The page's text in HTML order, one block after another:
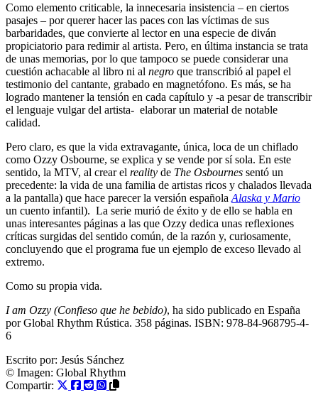
Como elemento criticable, la innecesaria insistencia – en ciertos
pasajes – por querer hacer las paces con las víctimas de sus
barbaridades, que convierte al lector en una especie de diván
propiciatorio para redimir al artista. Pero, en última instancia se trata
de unas memorias, por lo que tampoco se puede considerar una
cuestión achacable al libro ni al negro que transcribió al papel el
testimonio del cantante, grabado en magnetófono. Es más, se ha
logrado mantener la tensión en cada capítulo y -a pesar de transcribir
el lenguaje vulgar del artista- elaborar un material de notable
calidad.
Pero claro, es que la vida extravagante, única, loca de un chiflado
como Ozzy Osbourne, se explica y se vende por sí sola. En este
sentido, la MTV, al crear el reality de The Osbournes sentó un
precedente: la vida de una familia de artistas ricos y chalados llevada
a la pantalla) que hace parecer la versión española Alaska y Mario
un cuento infantil). La serie murió de éxito y de ello se habla en
unas interesantes páginas a las que Ozzy dedica unas reflexiones
críticas surgidas del sentido común, de la razón y, curiosamente,
concluyendo que el programa fue un ejemplo de exceso llevado al
extremo.
Como su propia vida.
I am Ozzy (Confieso que he bebido), ha sido publicado en España
por Global Rhythm Rústica. 358 páginas. ISBN: 978-84-968795-4-
6
Escrito por: Jesús Sánchez
© Imagen: Global Rhythm
Compartir: